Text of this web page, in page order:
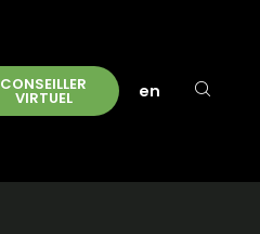
CONSEILLER
VIRTUEL en